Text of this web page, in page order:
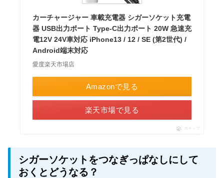
カーチャージャー 車載充電器 シガーソケット充電
器 USB出力ポート Type-C出力ポート 20W 急速充
電12V 24V車対応 iPhone13 / 12 / SE (第2世代) /
Android端末対応
愛度楽天市場店
Amazonで見る
楽天市場で見る
ポチップ
シガーソケットをつなぎっぱなしにして
おくとどうなる？